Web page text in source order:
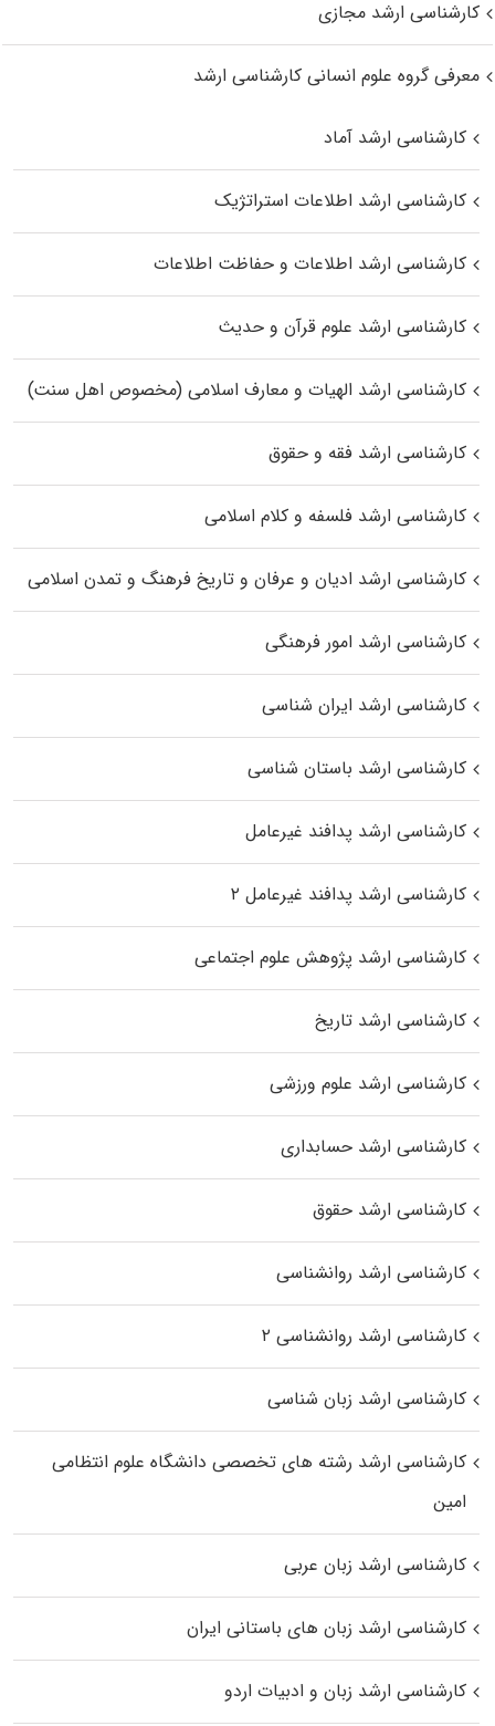
کارشناسی ارشد مجازی
معرفی گروه علوم انسانی کارشناسی ارشد
کارشناسی ارشد آماد
کارشناسی ارشد اطلاعات استراتژیک
کارشناسی ارشد اطلاعات و حفاظت اطلاعات
کارشناسی ارشد علوم قرآن و حدیث
کارشناسی ارشد الهیات و معارف اسلامی (مخصوص اهل سنت)
کارشناسی ارشد فقه و حقوق
کارشناسی ارشد فلسفه و کلام اسلامی
کارشناسی ارشد ادیان و عرفان و تاریخ فرهنگ و تمدن اسلامی
کارشناسی ارشد امور فرهنگی
کارشناسی ارشد ایران شناسی
کارشناسی ارشد باستان شناسی
کارشناسی ارشد پدافند غیرعامل
کارشناسی ارشد پدافند غیرعامل ۲
کارشناسی ارشد پژوهش علوم اجتماعی
کارشناسی ارشد تاریخ
کارشناسی ارشد علوم ورزشی
کارشناسی ارشد حسابداری
کارشناسی ارشد حقوق
کارشناسی ارشد روانشناسی
کارشناسی ارشد روانشناسی ۲
کارشناسی ارشد زبان شناسی
کارشناسی ارشد رﺷﺘﻪ ﻫﺎی تخصصی داﻧﺸﮕﺎه ﻋﻠﻮم انتظامی
اﻣﻴﻦ
کارشناسی ارشد زبان عربی
کارشناسی ارشد زبان‌ های باستانی ایران
کارشناسی ارشد زبان و ادبیات اردو